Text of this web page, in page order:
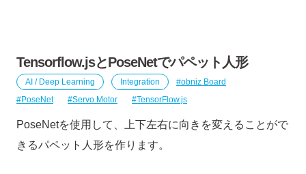
Tensorflow.jsとPoseNetでパペット人形
AI / Deep Learning Integration
obniz Board
PoseNet
Servo Motor TensorFlow.js
PoseNetを使用して、上下左右に向きを変えることがで
きるパペット人形を作ります。